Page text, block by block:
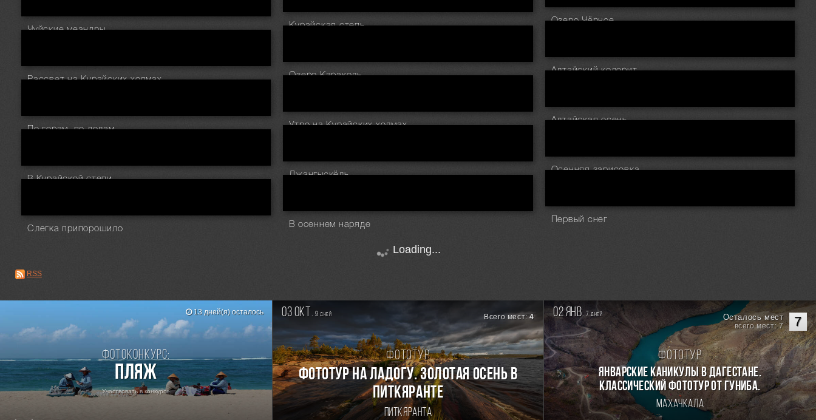
Озеро Чёрное
Курайская степь
Чуйские меандры
Алтайский колорит
Озеро Караколь
Рассвет на Курайских холмах
Алтайская осень
Утро на Курайских холмах
По горам, по долам...
Осенняя зарисовка
Джангыскёль
В Курайской степи
Первый снег
В осеннем наряде
Слегка припорошило
Loading...
RSS
Фотоконкурс:
Пляж
Участвовать в конкурсе
13 дней(я) осталось 03 окт. 9дней Всего мест:4
Фототур
Фототур на Ладогу. Золотая осень в
Питкяранте
Питкяранта
02 янв.7дней 7
Осталось мест
всего мест: 7
Фототур
Январские каникулы в Дагестане.
Классический фототур от Гуниба.
Махачкала